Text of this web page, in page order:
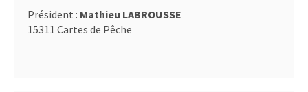
Président : Mathieu LABROUSSE
15311 Cartes de Pêche